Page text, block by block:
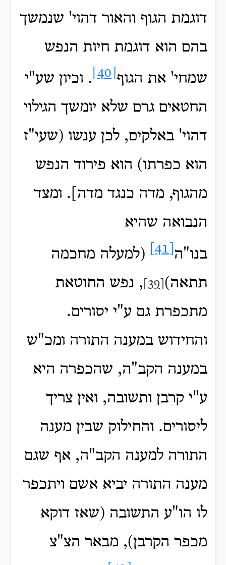
דוגמת הגוף והאור דהוי' שנמשך
בהם הוא דוגמת חיות הנפש
שמחי' את הגוף
. וכיון שע"י
החטאים גרם שלא יומשך הגילוי
דהוי' באלקים, לכן ענשו (שעי"ז
הוא כפרתו) הוא פירוד הנפש
מהגוף, מדה כנגד מדה]. ומצד
הנבואה שהיא
בנו"ה
(למעלה מחכמה
תתאה)
, נפש החוטאת
מתכפרת גם ע"י יסורים.
והחידוש במענה התורה ומכ"ש
במענה הקב"ה, שהכפרה היא
ע"י קרבן ותשובה, ואין צריך
ליסורים. והחילוק שבין מענה
התורה למענה הקב"ה, אף שגם
מענה התורה יביא אשם ויתכפר
לו הו"ע התשובה (שאז דוקא
מכפר הקרבן), מבאר הצ"צ